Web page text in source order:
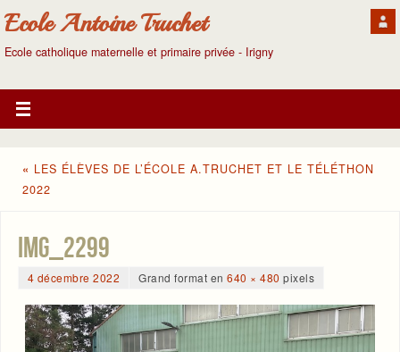
Ecole Antoine Truchet
Ecole catholique maternelle et primaire privée - Irigny
« LES ÉLÈVES DE L’ÉCOLE A.TRUCHET ET LE TÉLÉTHON
2022
IMG_2299
4 décembre 2022 Grand format en640 × 480 pixels